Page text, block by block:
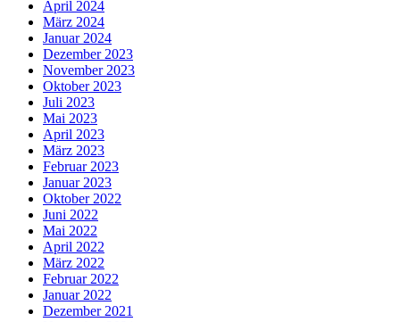
April 2024
März 2024
Januar 2024
Dezember 2023
November 2023
Oktober 2023
Juli 2023
Mai 2023
April 2023
März 2023
Februar 2023
Januar 2023
Oktober 2022
Juni 2022
Mai 2022
April 2022
März 2022
Februar 2022
Januar 2022
Dezember 2021